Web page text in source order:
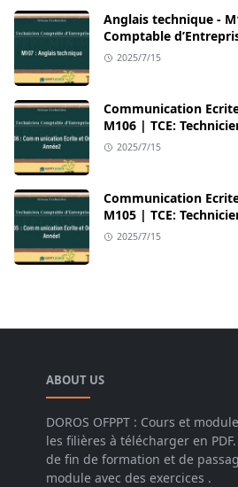
Anglais technique -
Comptable
2025/7/15
Communication
M106 | TCE:
d’Entreprises – OFPPT
2025/7/15
Communication
M105 | TCE:
d’Entreprises – OFPPT
2025/7/15
ABOUT US
DOROS OFPPT : Cours et
les filières à télécharger en
de fin de formation et de
module avec des exercices .